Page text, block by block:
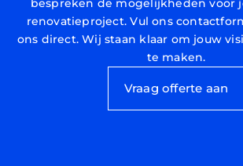
bespreken de mogelijkheden voor
renovatieproject. Vul ons
ons direct. Wij staan klaar om jouw
te maken.
Vraag offerte aan